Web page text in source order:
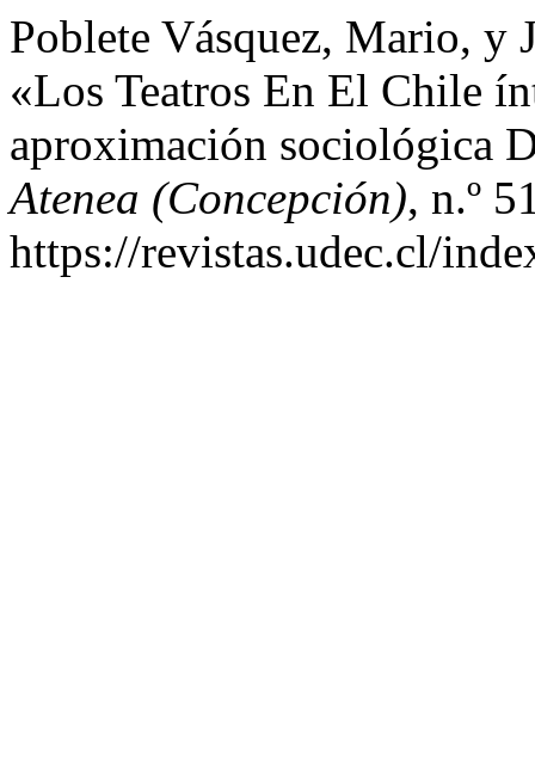
Poblete Vásquez, Mario, y
«Los Teatros En El Chile
aproximación sociológica
Atenea (Concepción), n.º
https://revistas.udec.cl/